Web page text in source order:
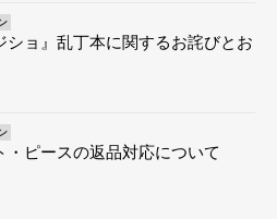
ショ』乱丁本に関するお詫びとお
・ピースの返品対応について